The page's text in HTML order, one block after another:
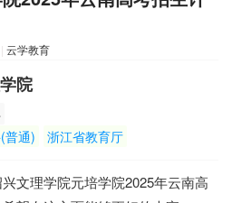
| 云学教育
院
普通) 浙江省教育厅
文理学院元培学院2025年云南高